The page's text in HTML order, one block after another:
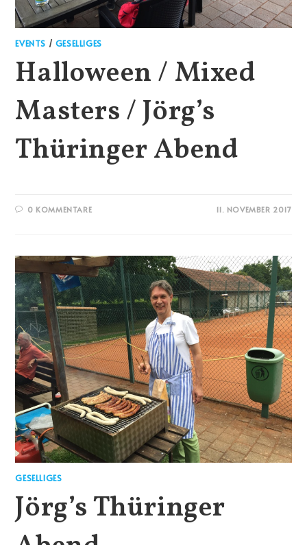
EVENTS / GESELLIGES
Halloween / Mixed
Masters / Jörg’s
Thüringer Abend
0 KOMMENTARE 11. NOVEMBER 2017
GESELLIGES
Jörg’s Thüringer